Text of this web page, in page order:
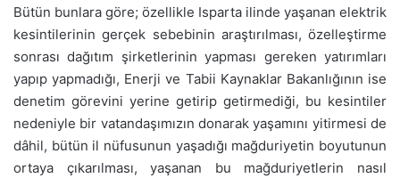
Bütün bunlara göre; özellikle Isparta ilinde yaşanan elektrik
kesintilerinin gerçek sebebinin araştırılması, özelleştirme
sonrası dağıtım şirketlerinin yapması gereken yatırımları
yapıp yapmadığı, Enerji ve Tabii Kaynaklar Bakanlığının ise
denetim görevini yerine getirip getirmediği, bu kesintiler
nedeniyle bir vatandaşımızın donarak yaşamını yitirmesi de
dâhil, bütün il nüfusunun yaşadığı mağduriyetin boyutunun
ortaya çıkarılması, yaşanan bu mağduriyetlerin nasıl